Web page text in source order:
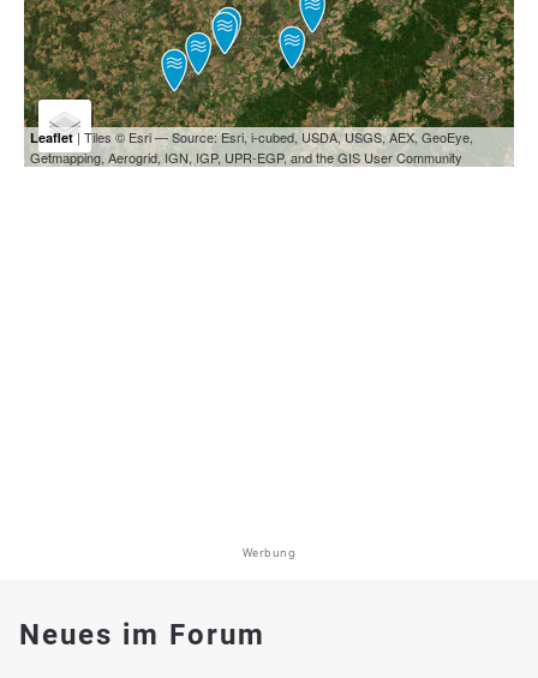
Leaflet| Tiles © Esri — Source: Esri, i-cubed, USDA, USGS, AEX, GeoEye,
Getmapping, Aerogrid, IGN, IGP, UPR-EGP, and the GIS User Community
Werbung
Neues im Forum